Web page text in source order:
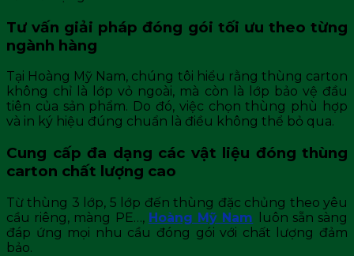
Tư vấn giải pháp đóng gói tối ưu theo từng
ngành hàng
Tại Hoàng Mỹ Nam, chúng tôi hiểu rằng thùng carton
không chỉ là lớp vỏ ngoài, mà còn là lớp bảo vệ đầu
tiên của sản phẩm. Do đó, việc chọn thùng phù hợp
và in ký hiệu đúng chuẩn là điều không thể bỏ qua.
Cung cấp đa dạng các vật liệu đóng thùng
carton chất lượng cao
Từ thùng 3 lớp, 5 lớp đến thùng đặc chủng theo yêu
cầu riêng, màng PE…, Hoàng Mỹ Nam
luôn sẵn sàng
đáp ứng mọi nhu cầu đóng gói với chất lượng đảm
bảo.